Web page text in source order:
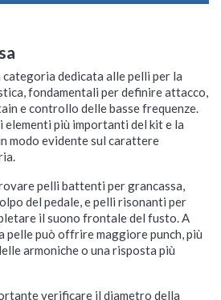
categoria dedicata alle pelli per la
fondamentali per definire attacco,
e controllo delle basse frequenze.
elementi più importanti del kit e la
modo evidente sul carattere
pelli battenti per grancassa,
del pedale, e pelli risonanti per
il suono frontale del fusto. A
pelle può offrire maggiore punch, più
armoniche o una risposta più
verificare il diametro della